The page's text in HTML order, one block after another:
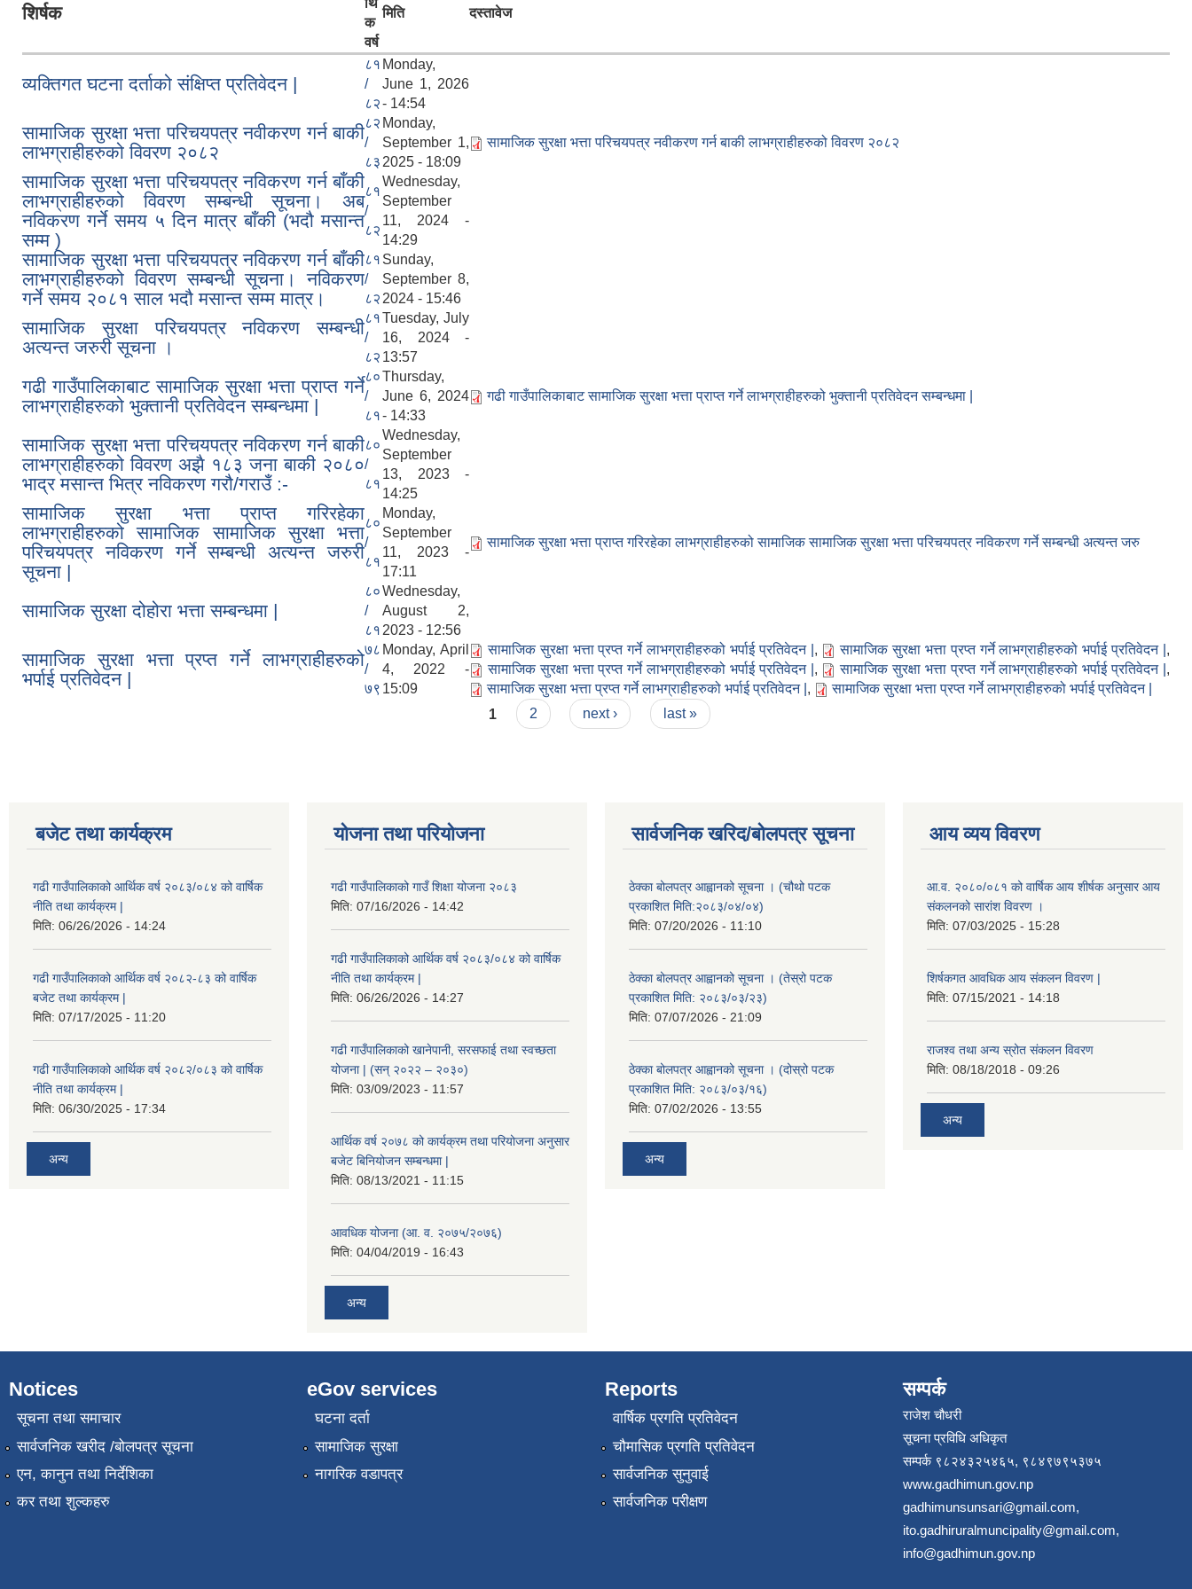
शिर्षक
र्थि
क
वर्ष
मिति दस्तावेज
व्यक्तिगत घटना दर्ताको संक्षिप्त प्रतिवेदन |
८१
/
८२
Monday,
June 1, 2026
- 14:54
सामाजिक सुरक्षा भत्ता परिचयपत्र नवीकरण गर्न बाकी
लाभग्राहीहरुको विवरण २०८२
८२
/
८३
Monday,
September 1,
2025 - 18:09
सामाजिक सुरक्षा भत्ता परिचयपत्र नवीकरण गर्न बाकी लाभग्राहीहरुको विवरण २०८२
सामाजिक सुरक्षा भत्ता परिचयपत्र नविकरण गर्न बाँकी
लाभग्राहीहरुको विवरण सम्बन्धी सूचना। अब
नविकरण गर्ने समय ५ दिन मात्र बाँकी (भदौ मसान्त
सम्म )
८१
/
८२
Wednesday,
September
11, 2024 -
14:29
सामाजिक सुरक्षा भत्ता परिचयपत्र नविकरण गर्न बाँकी
लाभग्राहीहरुको विवरण सम्बन्धी सूचना। नविकरण
गर्ने समय २०८१ साल भदौ मसान्त सम्म मात्र।
८१
/
८२
Sunday,
September 8,
2024 - 15:46
सामाजिक सुरक्षा परिचयपत्र नविकरण सम्बन्धी
अत्यन्त जरुरी सूचना ।
८१
/
८२
Tuesday, July
16, 2024 -
13:57
गढी गाउँपालिकाबाट सामाजिक सुरक्षा भत्ता प्राप्त गर्ने
लाभग्राहीहरुको भुक्तानी प्रतिवेदन सम्बन्धमा |
८०
/
८१
Thursday,
June 6, 2024
- 14:33
गढी गाउँपालिकाबाट सामाजिक सुरक्षा भत्ता प्राप्त गर्ने लाभग्राहीहरुको भुक्तानी प्रतिवेदन सम्बन्धमा |
सामाजिक सुरक्षा भत्ता परिचयपत्र नविकरण गर्न बाकी
लाभग्राहीहरुको विवरण अझै १८३ जना बाकी २०८०
भाद्र मसान्त भित्र नविकरण गरौ/गराउँ :-
८०
/
८१
Wednesday,
September
13, 2023 -
14:25
सामाजिक सुरक्षा भत्ता प्राप्त गरिरहेका
लाभग्राहीहरुको सामाजिक सामाजिक सुरक्षा भत्ता
परिचयपत्र नविकरण गर्ने सम्बन्धी अत्यन्त जरुरी
सूचना |
८०
/
८१
Monday,
September
11, 2023 -
17:11
सामाजिक सुरक्षा भत्ता प्राप्त गरिरहेका लाभग्राहीहरुको सामाजिक सामाजिक सुरक्षा भत्ता परिचयपत्र नविकरण गर्ने सम्बन्धी अत्यन्त जरु
सामाजिक सुरक्षा दोहोरा भत्ता सम्बन्धमा |
८०
/
८१
Wednesday,
August 2,
2023 - 12:56
सामाजिक सुरक्षा भत्ता प्रप्त गर्ने लाभग्राहीहरुको
भर्पाई प्रतिवेदन |
७८
/
७९
Monday, April
4, 2022 -
15:09
सामाजिक सुरक्षा भत्ता प्रप्त गर्ने लाभग्राहीहरुको भर्पाई प्रतिवेदन | , सामाजिक सुरक्षा भत्ता प्रप्त गर्ने लाभग्राहीहरुको भर्पाई प्रतिवेदन | ,
सामाजिक सुरक्षा भत्ता प्रप्त गर्ने लाभग्राहीहरुको भर्पाई प्रतिवेदन | , सामाजिक सुरक्षा भत्ता प्रप्त गर्ने लाभग्राहीहरुको भर्पाई प्रतिवेदन | ,
सामाजिक सुरक्षा भत्ता प्रप्त गर्ने लाभग्राहीहरुको भर्पाई प्रतिवेदन | , सामाजिक सुरक्षा भत्ता प्रप्त गर्ने लाभग्राहीहरुको भर्पाई प्रतिवेदन |
1 2 next › last »
बजेट तथा कार्यक्रम
गढी गाउँपालिकाको आर्थिक वर्ष २०८३/०८४ को वार्षिक
नीति तथा कार्यक्रम |
मिति: 06/26/2026 - 14:24
गढी गाउँपालिकाको आर्थिक वर्ष २०८२-८३ को वार्षिक
बजेट तथा कार्यक्रम |
मिति: 07/17/2025 - 11:20
गढी गाउँपालिकाको आर्थिक वर्ष २०८२/०८३ को वार्षिक
नीति तथा कार्यक्रम |
मिति: 06/30/2025 - 17:34
अन्य
योजना तथा परियोजना
गढी गाउँपालिकाको गाउँ शिक्षा योजना २०८३
मिति: 07/16/2026 - 14:42
गढी गाउँपालिकाको आर्थिक वर्ष २०८३/०८४ को वार्षिक
नीति तथा कार्यक्रम |
मिति: 06/26/2026 - 14:27
गढी गाउँपालिकाको खानेपानी, सरसफाई तथा स्वच्छता
योजना | (सन् २०२२ – २०३०)
मिति: 03/09/2023 - 11:57
आर्थिक वर्ष २०७८ को कार्यक्रम तथा परियोजना अनुसार
बजेट बिनियोजन सम्बन्धमा |
मिति: 08/13/2021 - 11:15
आवधिक योजना (आ. व. २०७५/२०७६)
मिति: 04/04/2019 - 16:43
अन्य
सार्वजनिक खरिद/बोलपत्र सूचना
ठेक्का बोलपत्र आह्वानको सूचना । (चौथो पटक
प्रकाशित मिति:२०८३/०४/०४)
मिति: 07/20/2026 - 11:10
ठेक्का बोलपत्र आह्वानको सूचना । (तेस्रो पटक
प्रकाशित मिति: २०८३/०३/२३)
मिति: 07/07/2026 - 21:09
ठेक्का बोलपत्र आह्वानको सूचना । (दोस्रो पटक
प्रकाशित मिति: २०८३/०३/१६)
मिति: 07/02/2026 - 13:55
अन्य
आय व्यय विवरण
आ.व. २०८०/०८१ को वार्षिक आय शीर्षक अनुसार आय
संकलनको सारांश विवरण ।
मिति: 07/03/2025 - 15:28
शिर्षकगत आवधिक आय संकलन विवरण |
मिति: 07/15/2021 - 14:18
राजश्व तथा अन्य स्रोत संकलन विवरण
मिति: 08/18/2018 - 09:26
अन्य
Notices
सूचना तथा समाचार
सार्वजनिक खरीद /बोलपत्र सूचना
एन, कानुन तथा निर्देशिका
कर तथा शुल्कहरु
eGov services
घटना दर्ता
सामाजिक सुरक्षा
नागरिक वडापत्र
Reports
वार्षिक प्रगति प्रतिवेदन
चौमासिक प्रगति प्रतिवेदन
सार्वजनिक सुनुवाई
सार्वजनिक परीक्षण
सम्पर्क
राजेश चौधरी
सूचना प्रविधि अधिकृत
सम्पर्क ९८२४३२५४६५, ९८४९७९५३७५
www.gadhimun.gov.np
gadhimunsunsari@gmail.com,
ito.gadhiruralmuncipality@gmail.com,
info@gadhimun.gov.np